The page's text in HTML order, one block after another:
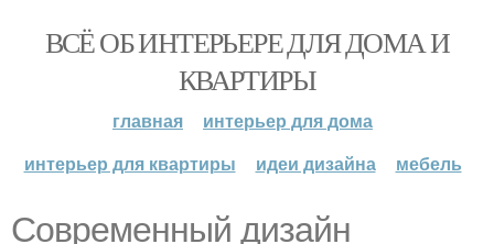
ВСЁ ОБ ИНТЕРЬЕРЕ ДЛЯ ДОМА И
КВАРТИРЫ
главная
интерьер для дома
интерьер для квартиры
идеи дизайна мебель
Современный дизайн